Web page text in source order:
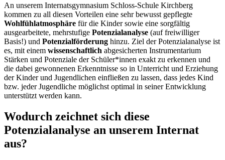
An unserem Internatsgymnasium Schloss-Schule Kirchberg
kommen zu all diesen Vorteilen eine sehr bewusst gepflegte
Wohlfühlatmosphäre für die Kinder sowie eine sorgfältig
ausgearbeitete, mehrstufige Potenzialanalyse (auf freiwilliger
Basis!) und Potenzialförderung hinzu. Ziel der Potenzialanalyse ist
es, mit einem wissenschaftlich abgesicherten Instrumentarium
Stärken und Potenziale der Schüler*innen exakt zu erkennen und
die dabei gewonnenen Erkenntnisse so in Unterricht und Erziehung
der Kinder und Jugendlichen einfließen zu lassen, dass jedes Kind
bzw. jeder Jugendliche möglichst optimal in seiner Entwicklung
unterstützt werden kann.
Wodurch zeichnet sich diese
Potenzialanalyse an unserem Internat
aus?